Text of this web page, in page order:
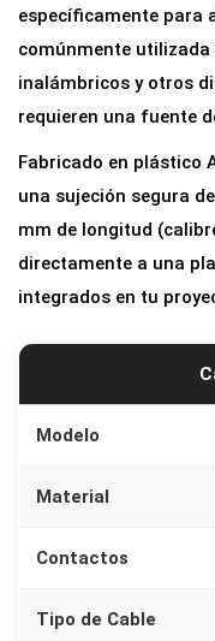
específicamente para
comúnmente
inalámbricos y otros
requieren una fuente
Fabricado en plástico
una sujeción segura
mm de longitud
directamente a una
integrados en tu
Modelo
Material
Contactos
Tipo de Cable